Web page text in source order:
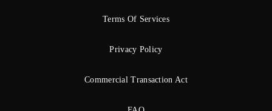
Terms Of Services
Privacy Policy
Commercial Transaction Act